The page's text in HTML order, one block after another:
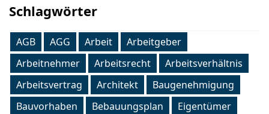
Schlagwörter
AGB AGG Arbeit
Arbeitgeber
Arbeitnehmer
Arbeitsrecht
Arbeitsverhältnis
Arbeitsvertrag
Architekt
Baugenehmigung
Bauvorhaben
Bebauungsplan
Eigentümer